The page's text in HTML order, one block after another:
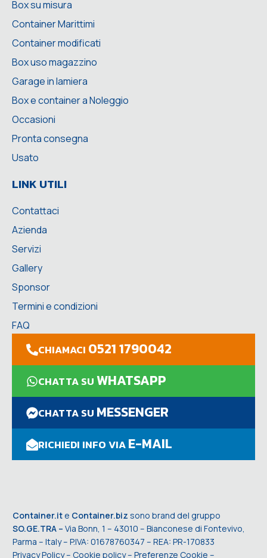
Box su misura
Container Marittimi
Container modificati
Box uso magazzino
Garage in lamiera
Box e container a Noleggio
Occasioni
Pronta consegna
Usato
LINK UTILI
Contattaci
Azienda
Servizi
Gallery
Sponsor
Termini e condizioni
FAQ
CHIAMACI 0521 1790042
CHATTA SUWHATSAPP
CHATTA SU MESSENGER
RICHIEDI INFO VIAE-MAIL
Container.it e Container.biz sono brand del gruppo
SO.GE.TRA – Via Bonn, 1 – 43010 – Bianconese di Fontevivo,
Parma – Italy – P.IVA: 01678760347 – REA: PR-170833
Privacy Policy– Cookie policy– Preferenze Cookie –